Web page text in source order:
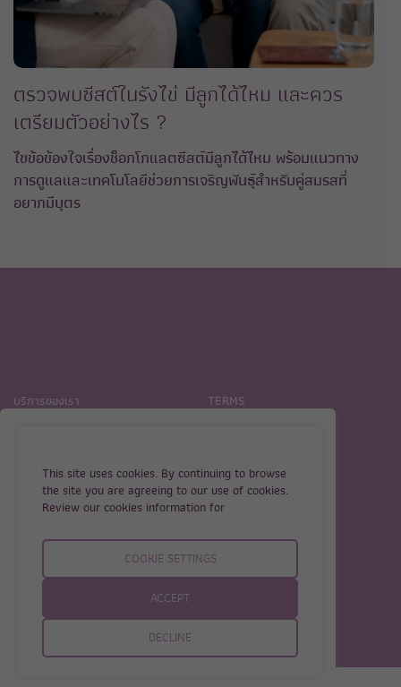
This site uses cookies. By continuing to browse
the site you are agreeing to our use of cookies.
Review our cookies information for
COOKIE SETTINGS
DECLINE
ACCEPT
ตรวจพบซีสต์ในรังไข่ มีลูกได้ไหม และควร
เตรียมตัวอย่างไร ?
ไขข้อข้องใจเรื่องช็อกโกแลตซีสต์มีลูกได้ไหม พร้อมแนวทาง
การดูแลและเทคโนโลยีช่วยการเจริญพันธุ์สําหรับคู่สมรสที่
อยากมีบุตร
บริการของเรา
ด้วยวิธี IVF
ติดต่อเรา
TERMS
ⒸBIC Bangkok IVF Clinic 2024 | Web by